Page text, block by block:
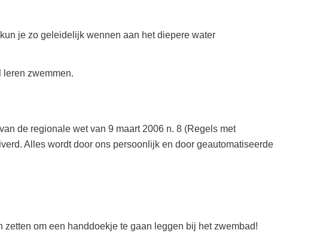
je zo geleidelijk wennen aan het diepere water
zwemmen.
de regionale wet van 9 maart 2006 n. 8 (Regels met
Alles wordt door ons persoonlijk en door geautomatiseerde
om een handdoekje te gaan leggen bij het zwembad!